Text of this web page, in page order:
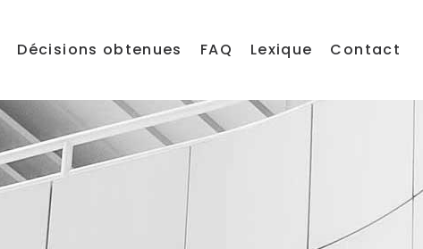
Décisions obtenues FAQ Lexique Contact